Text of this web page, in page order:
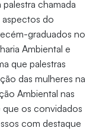
chamada
aspectos do
graduados no
Ambiental e
que palestras
das mulheres na
Ambiental nas
que os convidados
com destaque